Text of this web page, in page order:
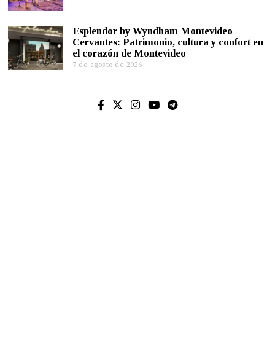
Esplendor by Wyndham Montevideo
Cervantes: Patrimonio, cultura y confort en
el corazón de Montevideo
7 de agosto de 2026